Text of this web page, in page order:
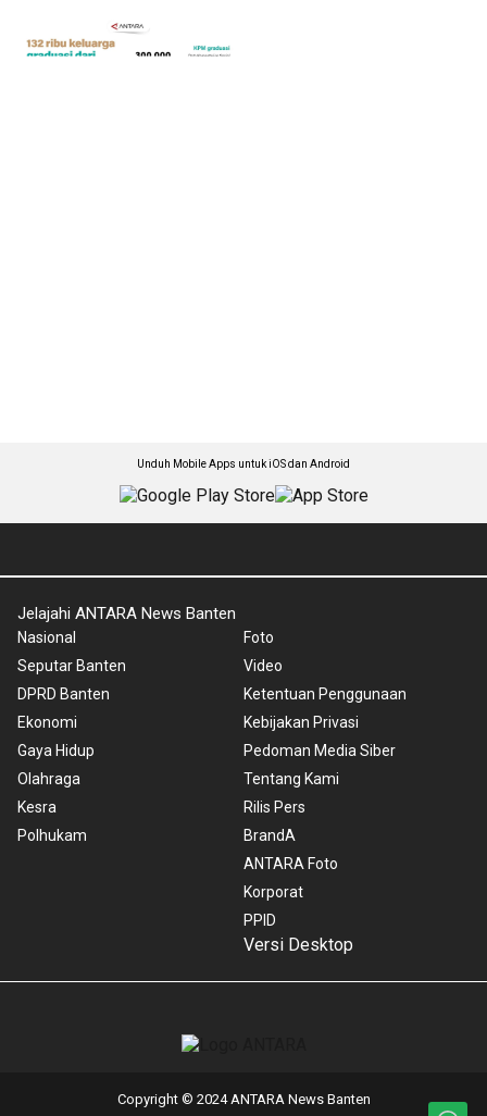
Unduh Mobile Apps untuk iOS dan Android
Jelajahi ANTARA News Banten
Nasional
Seputar Banten
DPRD Banten
Ekonomi
Gaya Hidup
Olahraga
Kesra
Polhukam
Foto
Video
Ketentuan Penggunaan
Kebijakan Privasi
Pedoman Media Siber
Tentang Kami
Rilis Pers
BrandA
ANTARA Foto
Korporat
PPID
Versi Desktop
Copyright © 2024 ANTARA News Banten